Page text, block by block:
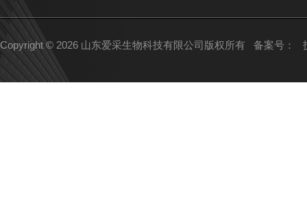
Copyright © 2026 山东爱采生物科技有限公司版权所有 备案号：